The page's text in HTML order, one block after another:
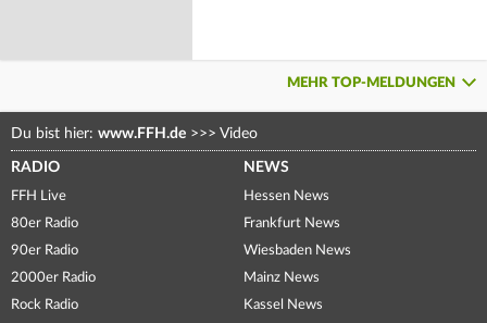
MEHR TOP-MELDUNGEN
Du bist hier: www.FFH.de >>> Video
RADIO
FFH Live
80er Radio
90er Radio
2000er Radio
Rock Radio
NEWS
Hessen News
Frankfurt News
Wiesbaden News
Mainz News
Kassel News